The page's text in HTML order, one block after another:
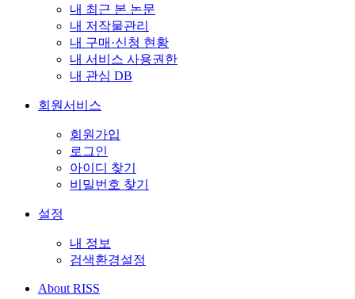
내 최근 본 논문
내 저작물관리
내 구매·신청 현황
내 서비스 사용권한
내 관심 DB
회원서비스
회원가입
로그인
아이디 찾기
비밀번호 찾기
설정
내 정보
검색환경설정
About RISS